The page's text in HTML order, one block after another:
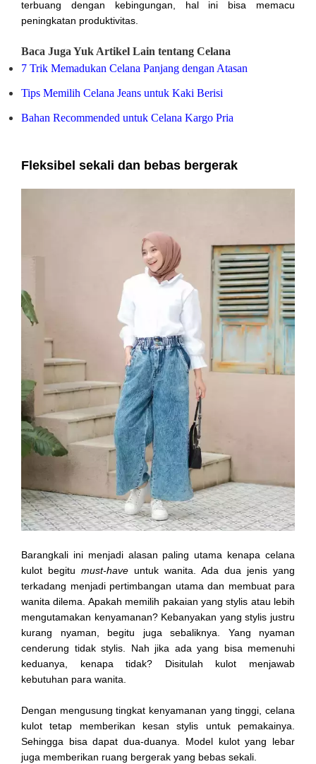
terbuang dengan kebingungan, hal ini bisa memacu
peningkatan produktivitas.
Baca Juga Yuk Artikel Lain tentang Celana
7 Trik Memadukan Celana Panjang dengan Atasan
Tips Memilih Celana Jeans untuk Kaki Berisi
Bahan Recommended untuk Celana Kargo Pria
Fleksibel sekali dan bebas bergerak
Barangkali ini menjadi alasan paling utama kenapa celana
kulot begitu must-have untuk wanita. Ada dua jenis yang
terkadang menjadi pertimbangan utama dan membuat para
wanita dilema. Apakah memilih pakaian yang stylis atau lebih
mengutamakan kenyamanan? Kebanyakan yang stylis justru
kurang nyaman, begitu juga sebaliknya. Yang nyaman
cenderung tidak stylis. Nah jika ada yang bisa memenuhi
keduanya, kenapa tidak? Disitulah kulot menjawab
kebutuhan para wanita.
Dengan mengusung tingkat kenyamanan yang tinggi, celana
kulot tetap memberikan kesan stylis untuk pemakainya.
Sehingga bisa dapat dua-duanya. Model kulot yang lebar
juga memberikan ruang bergerak yang bebas sekali.